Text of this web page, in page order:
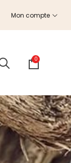
Mon compte
0